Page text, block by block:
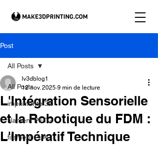
Post
All Posts
imprimante 3D
filament PETG
filament PLA
All Posts
L'Intégration Sensorielle
et la Robotique du FDM :
L'Impératif Technique
lv3dblog1
12 nov. 2025 9 min de lecture